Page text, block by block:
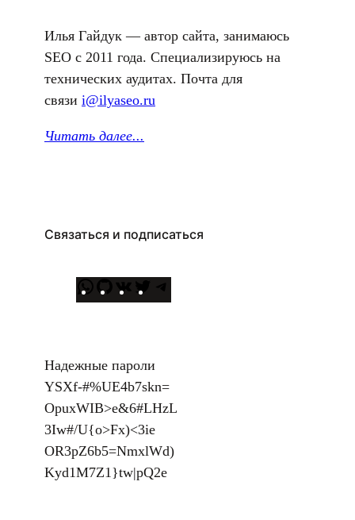
Илья Гайдук — автор сайта, занимаюсь
SEO с 2011 года. Специализируюсь на
технических аудитах. Почта для
связи i@ilyaseo.ru
Читать далее...
Связаться и подписаться
W
s
A
p
p
G
u
b
В
т
а
к
т
е
T
t
e
r
a
Надежные пароли
YSXf-#%UE4b7skn=
OpuxWIB>e&6#LHzL
3Iw#/U{o>Fx)<3ie
OR3pZ6b5=NmxlWd)
Kyd1M7Z1}tw|pQ2e